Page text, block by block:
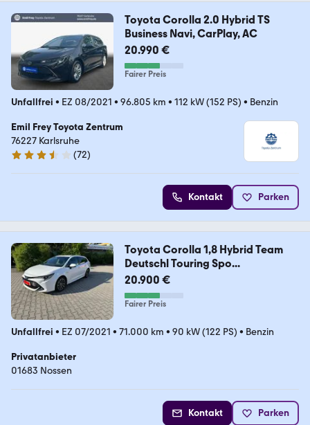
Toyota Corolla 2.0 Hybrid TS
Business Navi, CarPlay, AC
20.990 €
Fairer Preis
Unfallfrei • EZ 08/2021 • 96.805 km • 112 kW (152 PS) • Benzin
Emil Frey Toyota Zentrum
76227 Karlsruhe
3.7 Sterne
(72)
Kontakt Parken
Toyota Corolla 1,8 Hybrid Team
Deutschl Touring Spo...
20.900 €
Fairer Preis
Unfallfrei • EZ 07/2021 • 71.000 km • 90 kW (122 PS) • Benzin
Privatanbieter
01683 Nossen
Kontakt Parken